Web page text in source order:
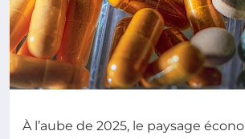
À l’aube de 2025, le paysage